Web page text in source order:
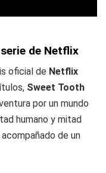
de Netflix
oficial de Netflix
Sweet Tooth
por un mundo
humano y mitad
de un